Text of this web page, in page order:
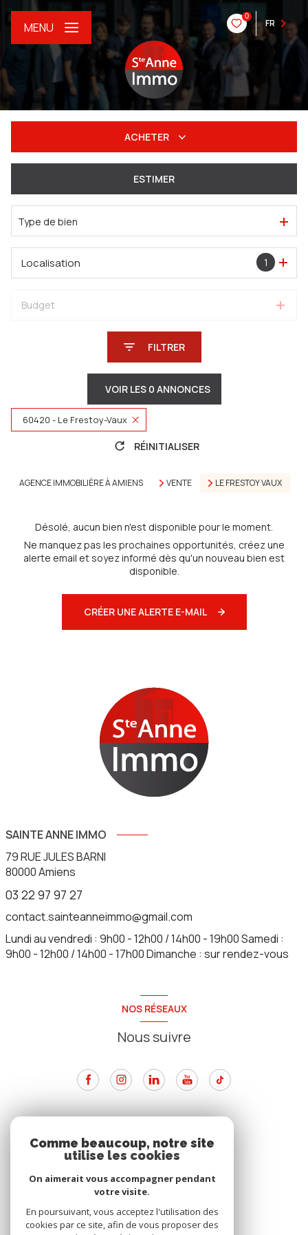
0
FR
MENU
ACHETER
Du neuf
De l'immo pro
ESTIMER
Type de bien
1
Localisation
Budget
FILTRER
VOIR LES 0 ANNONCES
60420 - Le Frestoy-Vaux
RÉINITIALISER
AGENCE IMMOBILIÈRE À AMIENS VENTE LE FRESTOY VAUX
Désolé, aucun bien n'est disponible pour le moment.
Ne manquez pas les prochaines opportunités, créez une
alerte email et soyez informé dès qu'un nouveau bien est
disponible.
CRÉER UNE ALERTE E-MAIL
SAINTE ANNE IMMO
79 RUE JULES BARNI
80000Amiens
03 22 97 97 27
contact.sainteanneimmo@gmail.com
Lundi au vendredi : 9h00 - 12h00 / 14h00 - 19h00 Samedi :
9h00 - 12h00 / 14h00 - 17h00 Dimanche : sur rendez-vous
NOS RÉSEAUX
Nous suivre
Nous adhérons
Comme beaucoup, notre site
utilise les cookies
On aimerait vous accompagner pendant
votre visite.
En poursuivant, vous acceptez l'utilisation des
cookies par ce site, afin de vous proposer des